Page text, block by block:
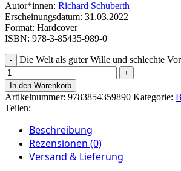
Autor*innen: Richard Schuberth
Erscheinungsdatum: 31.03.2022
Format: Hardcover
ISBN: 978-3-85435-989-0
Die Welt als guter Wille und schlechte
In den Warenkorb
Artikelnummer: 9783854359890 Kategorie:
Teilen:
Beschreibung
Rezensionen (0)
Versand & Lieferung